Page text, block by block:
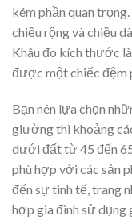
kém phần quan
chiều rộng và chiều
Khâu đo kích thước
được một chiếc đệm
Bạn nên lựa chọn
giường thì khoảng
dưới đất từ 45 đến
phù hợp với các sản
đến sự tinh tế, trang
hợp gia đình sử dụng